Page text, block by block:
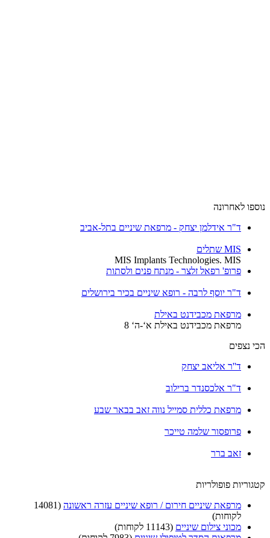
נוספו לאחרונה
ד"ר אידלמן יצחק - מרפאת שיניים בתל-אביב
MIS שתלים
MIS Implants Technologies. MIS
פרופ' רפאל זלצר - מנתח פנים ולסתות
ד"ר יוסף לרבה - רופא שיניים בכיר בירושלים
מרפאת מכבידנט באילת
מרפאת מכבידנט באילת א‘-ה‘ 8
הכי נצפים
ד''ר אליאב יצחק
ד"ר אלכסנדר ברילוב
מרפאת כללית סמייל נווה זאב בבאר שבע
פרופסור שלמה טייכר
זאב ברר
קטגוריות פופולריות
מרפאת שיניים חירום / רופא שיניים עזרה ראשונה
(14081
לקוחות)
מכוני צילום שיניים (11143 לקוחות)